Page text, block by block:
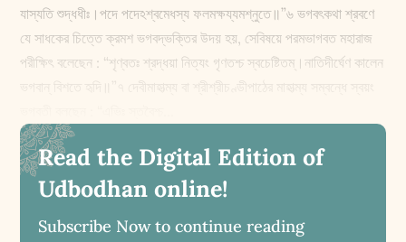
যাস্যতি শুদ্ধধীঃ।পদে পদেঽশ্বমেধস্য ফলম‌ক্ষয্যমশ্নুতে॥”৬ ভগবৎকথা শ্রবণে
যে সাধকের চিত্তে ক্রমশ ভগবদ্ভক্তির উদয় হয়, সেবিষয়ে পরমভাগবত মহারাজ
পরী‌ক্ষিৎ বলেছেন : “শৃণ্বতঃ শ্রদ্ধয়া নিত্যং গৃণতশ্চ স্বচেষ্টিতম্‌।নাতিদীর্ঘেণ কালেন
Read the Digital Edition of
Udbodhan online!
Subscribe Now to continue reading